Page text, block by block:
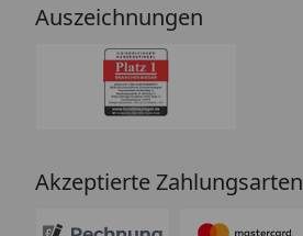
Auszeichnungen
Akzeptierte Zahlungsarten